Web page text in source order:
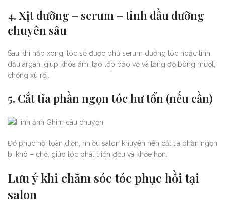
4. Xịt dưỡng – serum – tinh dầu dưỡng
chuyên sâu
Sau khi hấp xong, tóc sẽ được phủ serum dưỡng tóc hoặc tinh
dầu argan, giúp khóa ẩm, tạo lớp bảo vệ và tăng độ bóng mượt,
chống xù rối.
5. Cắt tỉa phần ngọn tóc hư tổn (nếu cần)
Để phục hồi toàn diện, nhiều salon khuyên nên cắt tỉa phần ngọn
bị khô – chẻ, giúp tóc phát triển đều và khỏe hơn.
Lưu ý khi chăm sóc tóc phục hồi tại
salon